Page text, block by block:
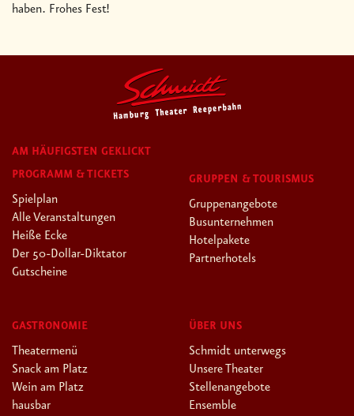
haben. Frohes Fest!
AM HÄUFIGSTEN GEKLICKT
PROGRAMM & TICKETS
Spielplan
Alle Veranstaltungen
Heiße Ecke
Der 50-Dollar-Diktator
Gutscheine
GRUPPEN & TOURISMUS
Gruppenangebote
Busunternehmen
Hotelpakete
Partnerhotels
GASTRONOMIE
Theatermenü
Snack am Platz
Wein am Platz
hausbar
ÜBER UNS
Schmidt unterwegs
Unsere Theater
Stellenangebote
Ensemble